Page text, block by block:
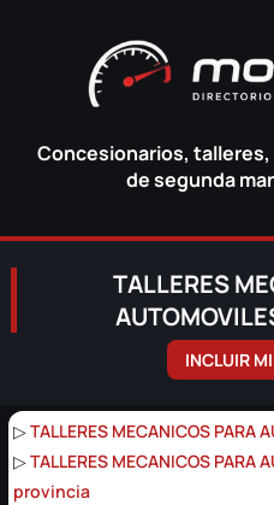
Concesionarios,
de segunda
TALLERES
INCLUIR
▷TALLERES MECANICOS PARA
▷TALLERES MECANICOS PARA
provincia